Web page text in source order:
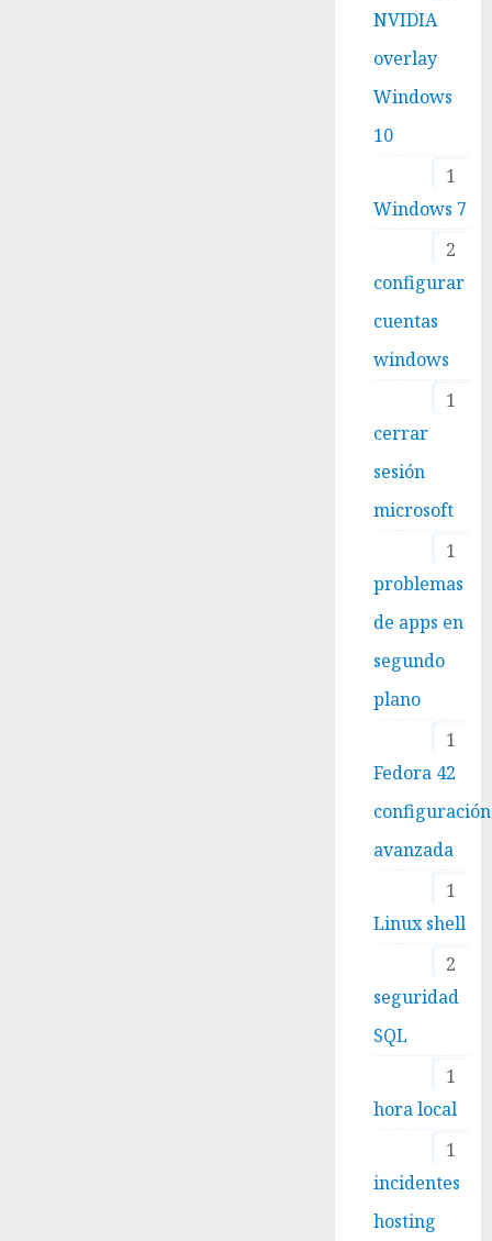
NVIDIA
overlay
Windows
10
1
Windows 7
2
configurar
cuentas
windows
1
cerrar
sesión
microsoft
1
problemas
de apps en
segundo
plano
1
Fedora 42
configuración
avanzada
1
Linux shell
2
seguridad
SQL
1
hora local
1
incidentes
hosting